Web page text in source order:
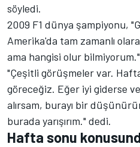
söyledi.
2009 F1 dünya şampiyonu,
Amerika'da tam zamanlı
ama hangisi olur bilmiyorum."
"Çeşitli görüşmeler var.
göreceğiz. Eğer iyi giderse
alırsam, burayı bir
burada yarışırım." dedi.
Hafta sonu